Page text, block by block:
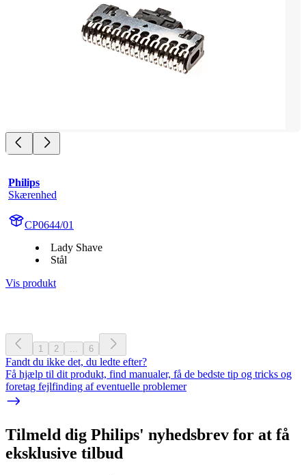
Philips
Skærenhed
CP0644/01
Lady Shave
Stål
Vis produkt
1 2 6
Fandt du ikke det, du ledte efter?
Få hjælp til dit produkt, find manualer, få de bedste tip og tricks og
foretag fejlfinding af eventuelle problemer
Tilmeld dig Philips' nyhedsbrev for at få
eksklusive tilbud